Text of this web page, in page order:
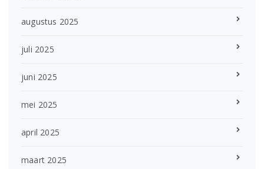
augustus 2025
juli 2025
juni 2025
mei 2025
april 2025
maart 2025